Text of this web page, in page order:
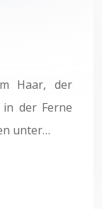
Haar, der
der Ferne
unter…